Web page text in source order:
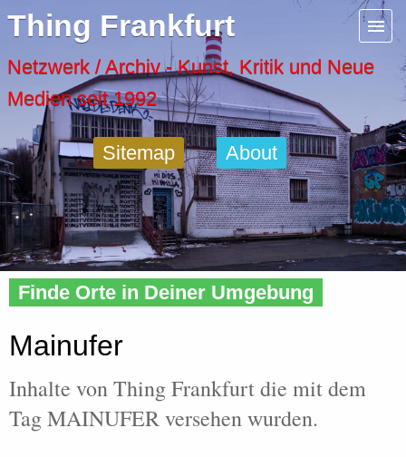
Thing Frankfurt
Netzwerk / Archiv - Kunst, Kritik und Neue
Medien seit 1992
Sitemap About
Home »Tags» Mainufer
Finde Orte in Deiner Umgebung
Mainufer
Inhalte von Thing Frankfurt die mit dem
Tag MAINUFER versehen wurden.
Menu
Artspaces
Cool Places
Frankfurt Diary
Activity
Recent Posts